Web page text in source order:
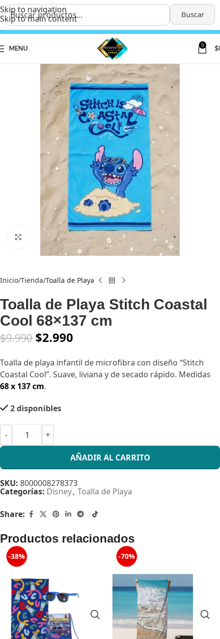
Buscar
Skip to navigation
Skip to main content
MENU
0
$
Click to enlarge
Inicio Tienda Toalla de Playa
Toalla de Playa Stitch Coastal
Cool 68×137 cm
$9.990 $2.990
Toalla de playa infantil de microfibra con diseño “Stitch
Coastal Cool”. Suave, liviana y de secado rápido. Medidas
68 x 137 cm.
2 disponibles
AÑADIR AL CARRITO
SKU: 8000008278373
Categorías: Disney, Toalla de Playa
Share:
Productos relacionados
-38% -70%